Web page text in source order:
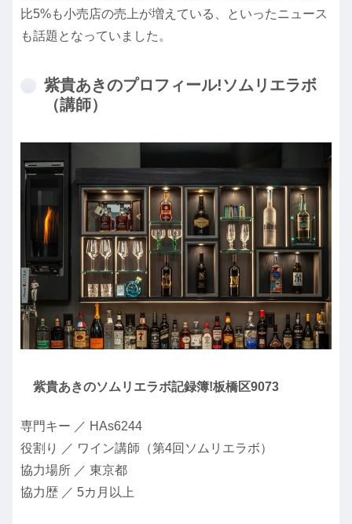
比5%も小売店の売上が増えている、といったニュース
も話題となっていました。
紫貴あきのプロフィール!ソムリエラボ
（講師）
紫貴あきのソムリエラボ記録簿!板橋区9073
専門キー ／ HAs6244
役割り ／ ワイン講師（第4回ソムリエラボ）
協力場所 ／ 東京都
協力歴 ／ 5カ月以上